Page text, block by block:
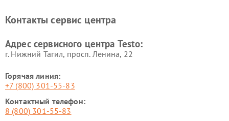
Контакты сервис центра
Адрес сервисного центра Testo:
г. Нижний Тагил, просп. Ленина, 22
Горячая линия:
+7 (800) 301-55-83
Контактный телефон:
8 (800) 301-55-83